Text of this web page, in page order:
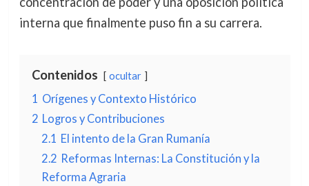
interna que finalmente puso fin a su carrera.
Contenidos ocultar
1 Orígenes y Contexto Histórico
2 Logros y Contribuciones
2.1 El intento de la Gran Rumanía
2.2 Reformas Internas: La Constitución y la
Reforma Agraria